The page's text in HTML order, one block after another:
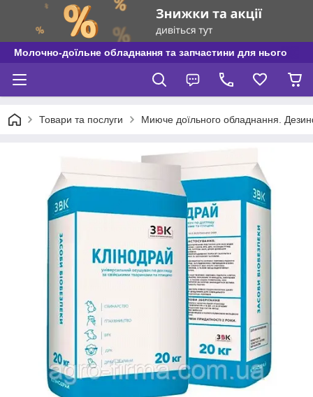
Молочно-доїльне обладнання та запчастини для нього
Товари та послуги Миюче доїльного обладнання.